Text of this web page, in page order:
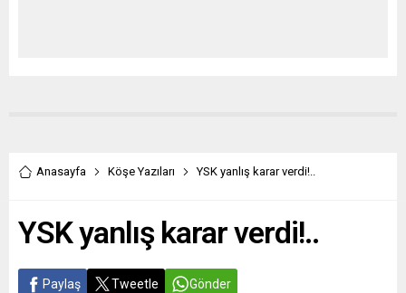
Anasayfa Köşe Yazıları YSK yanlış karar verdi!..
YSK yanlış karar verdi!..
Paylaş Tweetle Gönder